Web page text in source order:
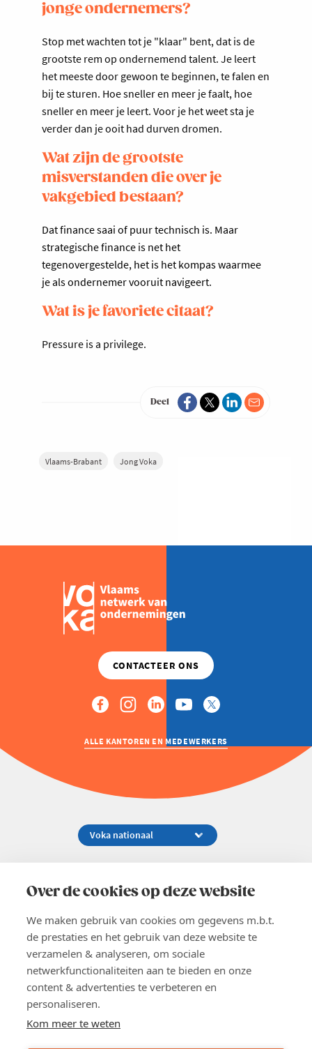
Over de cookies op deze website
We maken gebruik van cookies om gegevens m.b.t.
de prestaties en het gebruik van deze website te
verzamelen & analyseren, om sociale
netwerkfunctionaliteiten aan te bieden en onze
content & advertenties te verbeteren en
personaliseren.
Kom meer te weten
jonge ondernemers?
Stop met wachten tot je "klaar" bent, dat is de
grootste rem op ondernemend talent. Je leert
het meeste door gewoon te beginnen, te falen en
bij te sturen. Hoe sneller en meer je faalt, hoe
sneller en meer je leert. Voor je het weet sta je
verder dan je ooit had durven dromen.
Wat zijn de grootste
misverstanden die over je
vakgebied bestaan?
Dat finance saai of puur technisch is. Maar
strategische finance is net het
tegenovergestelde, het is het kompas waarmee
je als ondernemer vooruit navigeert.
Wat is je favoriete citaat?
Pressure is a privilege.
Deel
Vlaams-Brabant Jong Voka
ALLE KANTOREN EN MEDEWERKERS
02 229 81 11
EN